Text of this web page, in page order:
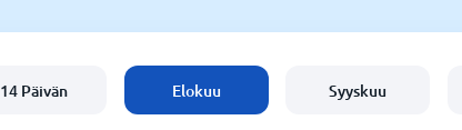
14 Päivän Elokuu Syyskuu